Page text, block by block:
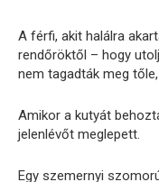
A férfi, akit halálra
rendőröktől – hogy
nem tagadták meg
Amikor a kutyát
jelenlévőt meglepett.
Egy szemernyi